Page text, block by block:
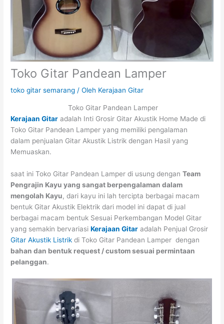
Toko Gitar Pandean Lamper
toko gitar semarang / Oleh Kerajaan Gitar
Toko Gitar Pandean Lamper
Kerajaan Gitar adalah Inti Grosir Gitar Akustik Home Made di
Toko Gitar Pandean Lamper yang memiliki pengalaman
dalam penjualan Gitar Akustik Listrik dengan Hasil yang
Memuaskan.
saat ini Toko Gitar Pandean Lamper di usung denganTeam
Pengrajin Kayu yang sangat berpengalaman dalam
mengolah Kayu, dari kayu ini lah tercipta berbagai macam
bentuk Gitar Akustik Elektrik dari model ini dapat di jual
berbagai macam bentuk Sesuai Perkembangan Model Gitar
yang semakin bervariasiKerajaan Gitar adalah Penjual Grosir
Gitar Akustik Listrik di Toko Gitar Pandean Lamper dengan
bahan dan bentuk request / custom sesuai permintaan
pelanggan.